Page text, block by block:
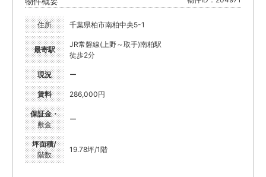
住所 千葉県柏市南柏中央5-1
最寄駅
JR常磐線(上野～取手)南柏駅
徒歩2分
現況 ー
賃料 286,000円
保証金・
敷金
ー
坪面積/
階数
19.78坪/1階